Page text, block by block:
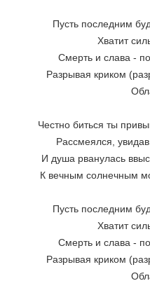
Пусть последним
Хватит
Смерть и слава -
Разрывая криком
Честно биться ты
Рассмеялся, увидав
И душа рванулась
К вечным солнечным
Пусть последним
Хватит
Смерть и слава -
Разрывая криком